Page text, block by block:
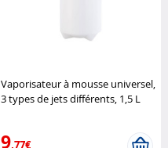
Vaporisateur à mousse universel,
3 types de jets différents, 1,5 L
9,77€